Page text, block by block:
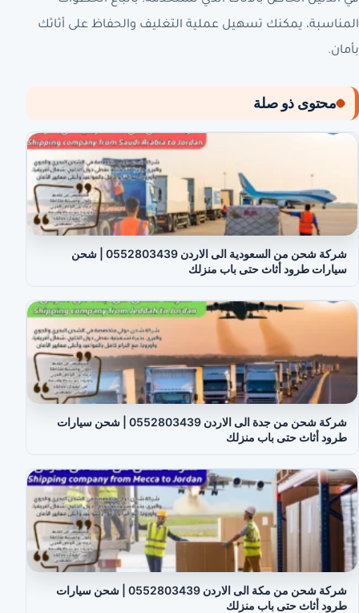
المناسبة، يمكنك تسهيل عملية التغليف والحفاظ على أثاثك
بأمان.
محتوى ذو صلة
شركة شحن من السعودية الى الاردن 0552803439 | شحن
سيارات طرود أثاث حتى باب منزلك
شركة شحن من جدة الى الاردن 0552803439 | شحن سيارات
طرود أثاث حتى باب منزلك
شركة شحن من مكة الى الاردن 0552803439 | شحن سيارات
طرود أثاث حتى باب منزلك